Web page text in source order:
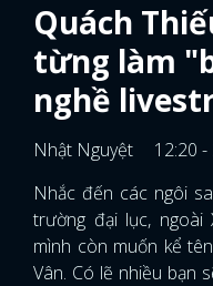
Quách
từng làm
nghề
Nhật Nguyệt
12:20
Nhắc đến các ngôi
trường đại lục,
mình còn muốn kể
Vân. Có lẽ nhiều bạn